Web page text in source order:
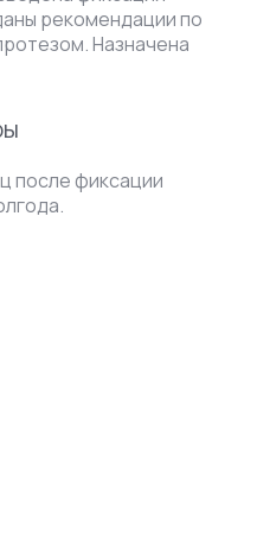
рекомендации по
Назначена
после фиксации